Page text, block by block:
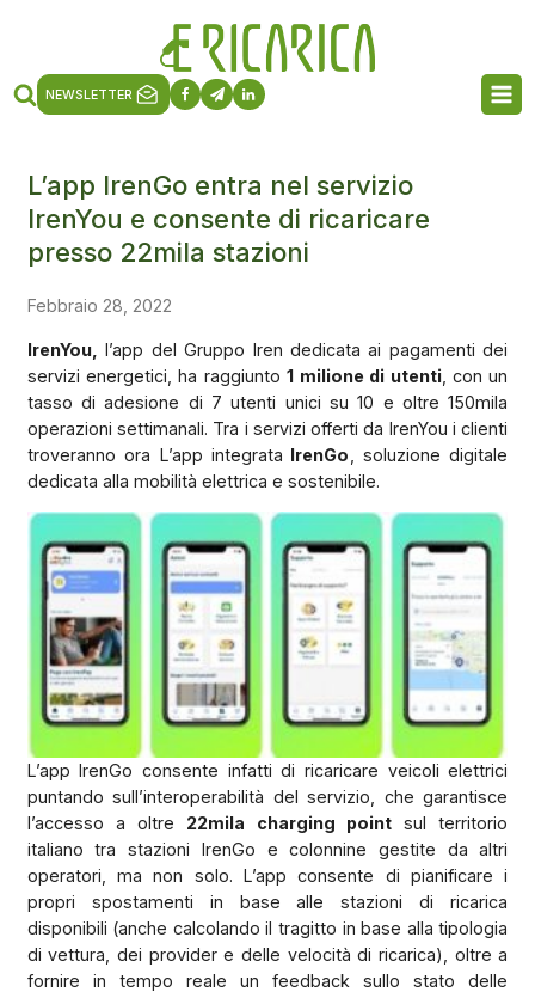
NEWSLETTER
L’app IrenGo entra nel servizio
IrenYou e consente di ricaricare
presso 22mila stazioni
Febbraio 28, 2022
IrenYou,
l’app del Gruppo Iren dedicata ai pagamenti dei
servizi energetici, ha raggiunto1 milione di utenti, con un
tasso di adesione di 7 utenti unici su 10 e oltre 150mila
operazioni settimanali. Tra i servizi offerti da IrenYou i clienti
troveranno ora L’app integrata IrenGo , soluzione digitale
dedicata alla mobilità elettrica e sostenibile.
L’app IrenGo consente infatti di ricaricare veicoli elettrici
puntando sull’interoperabilità del servizio, che garantisce
l’accesso a oltre 22mila charging pointsul territorio
italiano tra stazioni IrenGo e colonnine gestite da altri
operatori, ma non solo. L’app consente di pianificare i
propri spostamenti in base alle stazioni di ricarica
disponibili (anche calcolando il tragitto in base alla tipologia
di vettura, dei provider e delle velocità di ricarica), oltre a
fornire in tempo reale un feedback sullo stato delle